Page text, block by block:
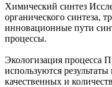
Химический синтез
органического синтеза,
инновационные пути
процессы.
Экологизация процесса
используются
качественных и